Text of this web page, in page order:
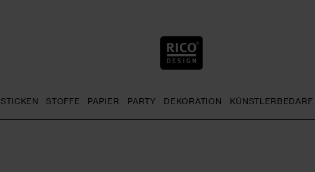
STICKEN STOFFE PAPIER PARTY DEKORATION KÜNSTLERBEDARF